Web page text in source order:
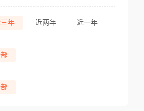
年 近两年 近一年